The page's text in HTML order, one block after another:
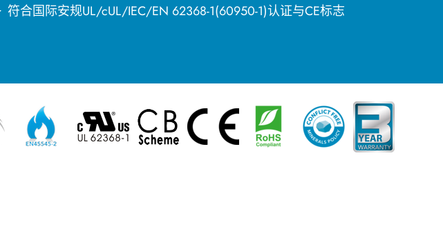
符合国际安规UL/cUL/IEC/EN 62368-1(60950-1)认证与CE标志